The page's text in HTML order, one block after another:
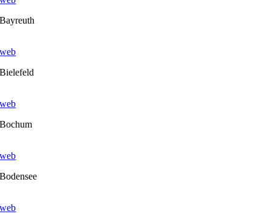
Bayreuth
web
Bielefeld
web
Bochum
web
Bodensee
web